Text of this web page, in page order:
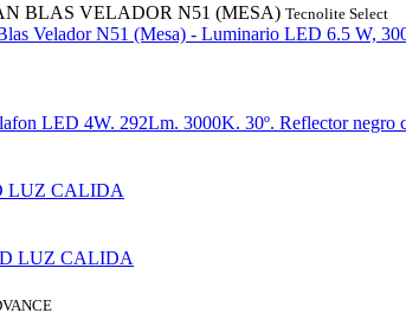
BLAS VELADOR N51 (MESA) Tecnolite Select
Velador N51 (Mesa) - Luminario LED 6.5 W,
LED 4W. 292Lm. 3000K. 30º. Reflector negro
LUZ CALIDA
LUZ CALIDA